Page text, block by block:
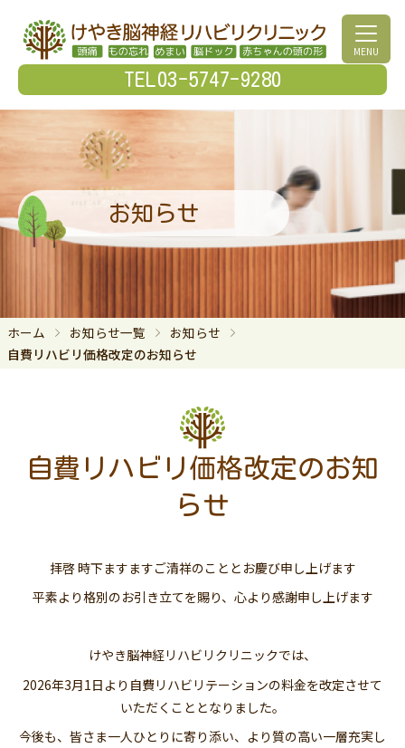
TEL03-5747-9280
MENU
お知らせ
ホーム お知らせ一覧
お知らせ
自費リハビリ価格改定のお知らせ
自費リハビリ価格改定のお知
らせ
拝啓 時下ますますご清祥のこととお慶び申し上げます
平素より格別のお引き立てを賜り、心より感謝申し上げます
けやき脳神経リハビリクリニックでは、
2026年3月1日より自費リハビリテーションの料金を改定させて
いただくこととなりました。
今後も、皆さま一人ひとりに寄り添い、より質の高い一層充実し